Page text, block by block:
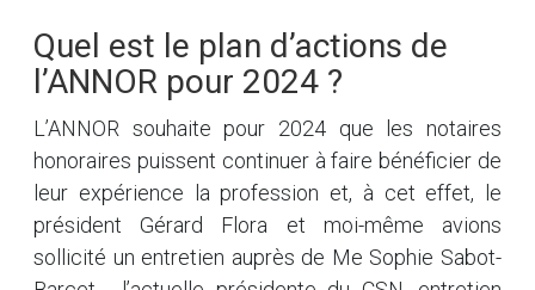
Quel est le plan d’actions de
l’ANNOR pour 2024 ?
L’ANNOR souhaite pour 2024 que les notaires
honoraires puissent continuer à faire bénéficier de
leur expérience la profession et, à cet effet, le
président Gérard Flora et moi-même avions
sollicité un entretien auprès de Me Sophie Sabot-